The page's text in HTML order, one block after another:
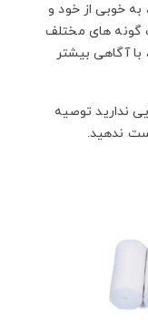
به خوبی از خود و
گونه های مختلف
با آگاهی بیشتر
ندارید توصیه
ندهید.